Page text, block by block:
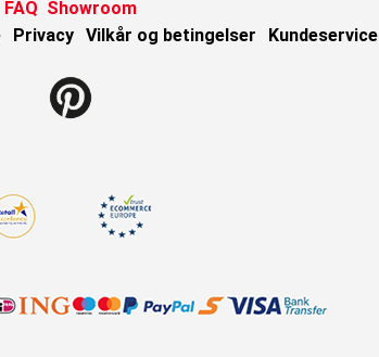
FAQ Showroom
Privacy Vilkår og betingelser Kundeservice